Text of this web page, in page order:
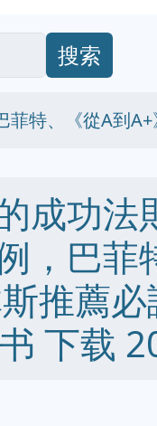
搜索
特、《從A到
成功法
，巴菲
推薦
下载